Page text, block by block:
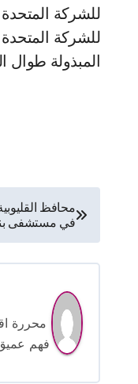
للشركة المتحدة
للشركة المتحدة
المبذولة طوال
تصفّح
المقالات
محافظ
في مستشفى
فهم عميق